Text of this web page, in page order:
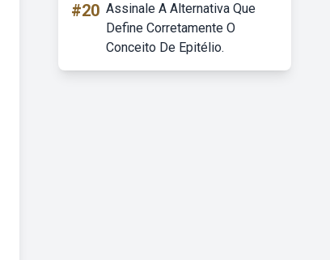
#20 Assinale A Alternativa Que
Define Corretamente O
Conceito De Epitélio.